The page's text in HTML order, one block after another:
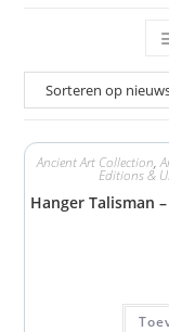
Ancient Art Collection,
Editions &
Hanger Talisman